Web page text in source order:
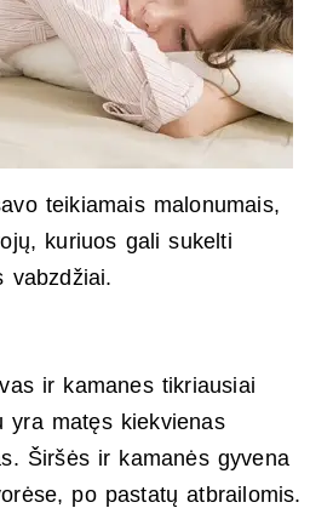
teikiamais malonumais,
kuriuos gali sukelti
vabzdžiai.
ir kamanes tikriausiai
yra matęs kiekvienas
Širšės ir kamanės gyvena
po pastatų atbrailomis.